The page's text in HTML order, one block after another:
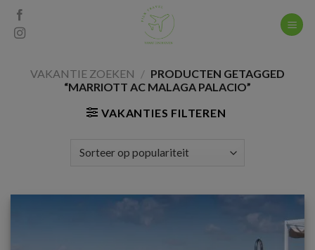
Skip
content
VAKANTIE ZOEKEN / PRODUCTEN GETAGGED
“MARRIOTT AC MALAGA PALACIO”
VAKANTIES FILTEREN